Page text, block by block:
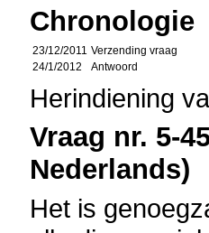
Chronologie
23/12/2011 Verzending vraag
24/1/2012
Antwoord
Herindiening
Vraag nr. 5-
Nederlands)
Het is